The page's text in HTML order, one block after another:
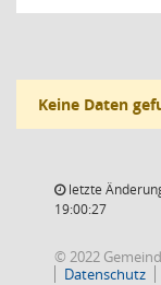
Keine Daten
letzte
19:00:27
© 2022
Datenschutz